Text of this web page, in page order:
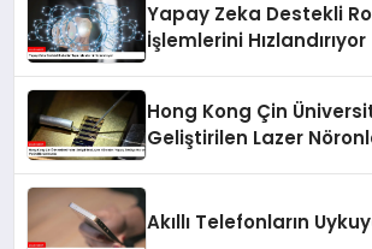
Yapay Zeka Destekli
İşlemlerini Hızlandırıyor
Hong Kong Çin
Geliştirilen Lazer
Akıllı Telefonların